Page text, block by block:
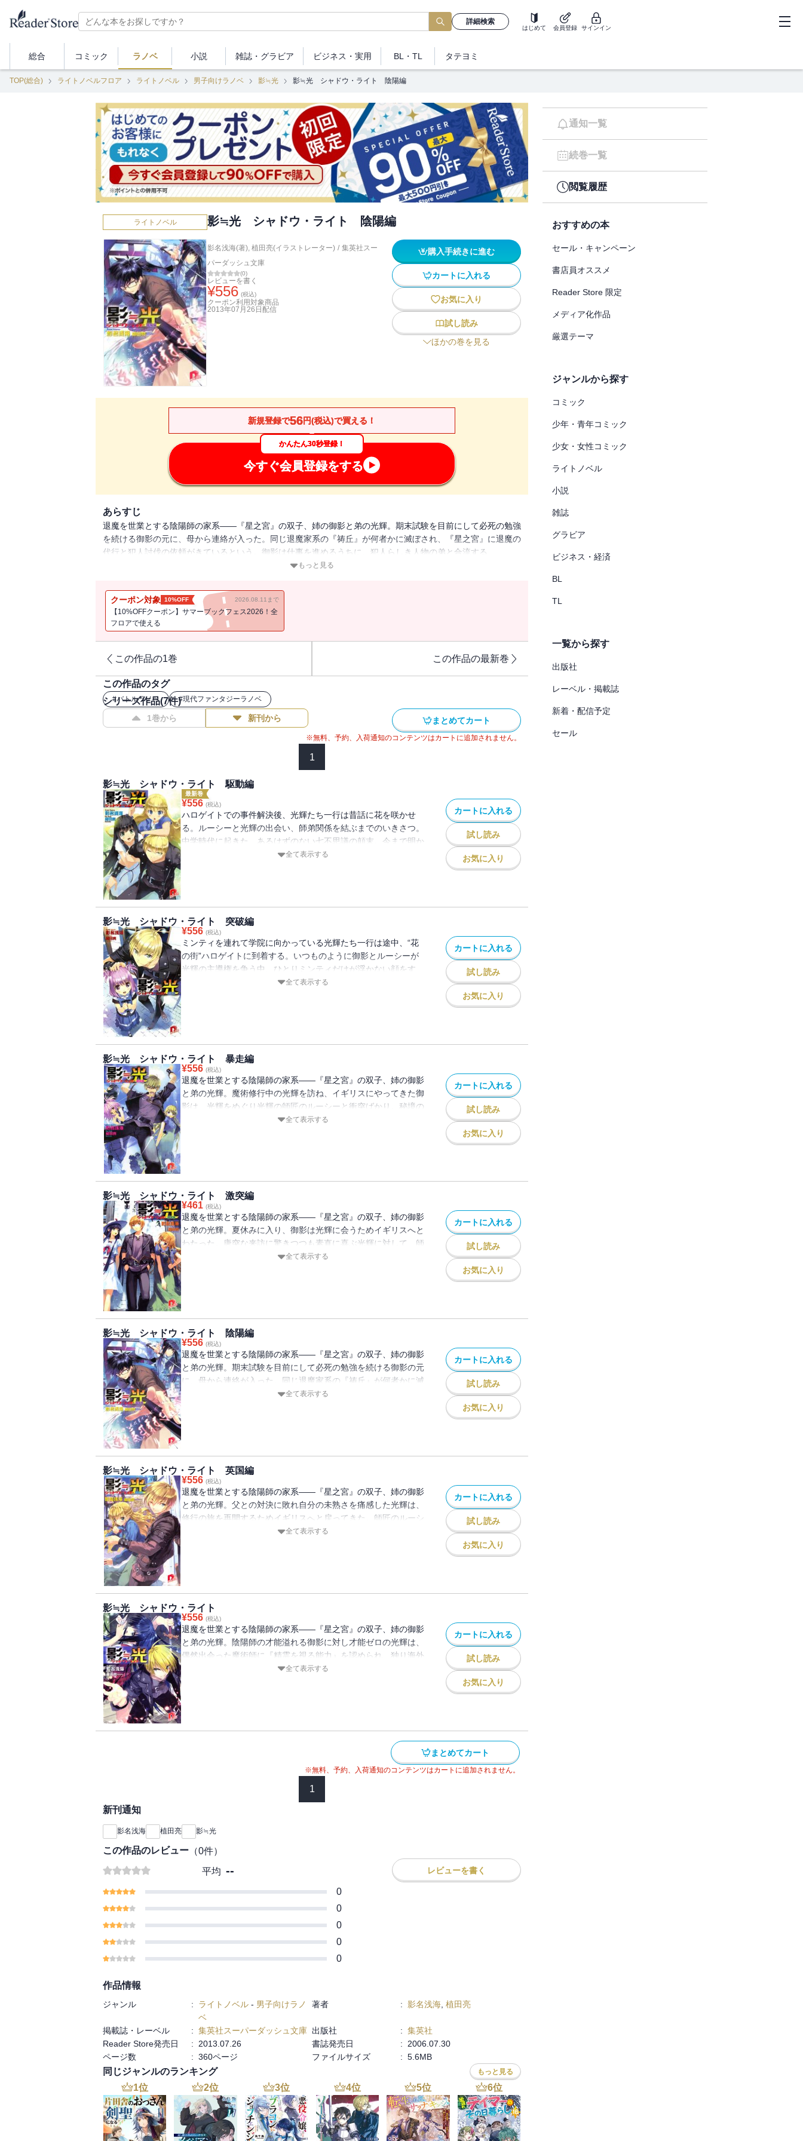
詳細検索
はじめて 会員登録 サインイン
総合 コミック ラノベ 小説 雑誌・ グラビア ビジネス ・実用 BL・TL タテヨミ
TOP(総合) ライトノベルフロア ライトノベル 男子向けラノベ 影≒光 影≒光 シャドウ・ライト 陰陽編
ライトノベル 影≒光 シャドウ・ライト 陰陽編
影名浅海(著), 植田亮(イラストレーター) / 集英社スー
パーダッシュ文庫
(0)
レビューを書く
¥556 (税込)
クーポン利用対象商品
2013年07月26日 配信
購入手続きに進む
カートに入れる
お気に入り
試し読み
ほかの巻を見る
新規登録で56円(税込)で買える！
かんたん30秒登録！
今すぐ会員登録をする
あらすじ
退魔を世業とする陰陽師の家系――『星之宮』の双子、姉の御影と弟の光輝。期末試験を目前にして必死の勉強
を続ける御影の元に、母から連絡が入った。同じ退魔家系の『祷丘』が何者かに滅ぼされ、『星之宮』に退魔の
代行と犯人討伐の依頼がきているという。御影は仕事を進めるうちに、犯人らしき人物の弟と合流する
が・・・・・・事件の裏にある兄弟間の憎悪を知り、彼女は戸惑いを覚えるのだった。
もっと見る
クーポン対象 10%OFF 2026.08.11まで
【10%OFFクーポン】サマーブックフェス2026！全
フロアで使える
この作品の1巻 この作品の最新巻
この作品のタグ
#バトルラノベ #現代ファンタジーラノベ
シリーズ作品(7件)
1巻から 新刊から まとめてカート
※無料、予約、入荷通知のコンテンツはカートに追加されません。
1
影≒光 シャドウ・ライト 駆動編
最新巻
¥556 (税込)
ハロゲイトでの事件解決後、光輝たち一行は昔話に花を咲かせ
る。ルーシーと光輝の出会い、師弟関係を結ぶまでのいきさつ。
中学時代に起きた、あるはずのない七不思議の顛末。今まで明か
されることのなかった過去の因縁が語られる――。人気シリーズ
全て表示する
カートに入れる
試し読み
お気に入り
影≒光 シャドウ・ライト 突破編
¥556 (税込)
ミンティを連れて学院に向かっている光輝たち一行は途中、“花
の街”ハロゲイトに到着する。いつものように御影とルーシーが
光輝の主導権を争う中、ひとりミンティだけが浮かない顔をす
る。そう、ハロゲイトはミンティにとって忘れられない街だった
全て表示する
カートに入れる
試し読み
お気に入り
影≒光 シャドウ・ライト 暴走編
¥556 (税込)
退魔を世業とする陰陽師の家系――『星之宮』の双子、姉の御影
と弟の光輝。魔術修行中の光輝を訪ね、イギリスにやってきた御
影は、光輝をめぐり光輝の師匠のルーシーと衝突ばかり。秘境の
森で氷漬けにされ、捕らわれていた魔術師ジュエルを家に送り届
全て表示する
カートに入れる
試し読み
お気に入り
影≒光 シャドウ・ライト 激突編
¥461 (税込)
退魔を世業とする陰陽師の家系――『星之宮』の双子、姉の御影
と弟の光輝。夏休みに入り、御影は光輝に会うためイギリスへと
わたった。唐突な来訪に驚きつつも素直に喜ぶ光輝に対して、師
匠のルーシーは邪魔者が来たと不機嫌そのもの。翌日、修行の様
全て表示する
カートに入れる
試し読み
お気に入り
影≒光 シャドウ・ライト 陰陽編
¥556 (税込)
退魔を世業とする陰陽師の家系――『星之宮』の双子、姉の御影
と弟の光輝。期末試験を目前にして必死の勉強を続ける御影の元
に、母から連絡が入った。同じ退魔家系の『祷丘』が何者かに滅
ぼされ、『星之宮』に退魔の代行と犯人討伐の依頼がきていると
全て表示する
カートに入れる
試し読み
お気に入り
影≒光 シャドウ・ライト 英国編
¥556 (税込)
退魔を世業とする陰陽師の家系――『星之宮』の双子、姉の御影
と弟の光輝。父との対決に敗れ自分の未熟さを痛感した光輝は、
修行の旅を再開するためイギリスへと戻ってきた。師匠のルーシ
ーは光輝の覇気の無い様子を気にしつつも、旅の資金を稼ぐた
全て表示する
カートに入れる
試し読み
お気に入り
影≒光 シャドウ・ライト
¥556 (税込)
退魔を世業とする陰陽師の家系――『星之宮』の双子、姉の御影
と弟の光輝。陰陽師の才能溢れる御影に対し才能ゼロの光輝は、
偶然出会った魔術師に『精霊を視る能力』を認められ、独り海外
に赴く。そして約一年後、精霊術を習得し自信を付けて帰国した
全て表示する
カートに入れる
試し読み
お気に入り
まとめてカート
※無料、予約、入荷通知のコンテンツはカートに追加されません。
1
新刊通知
影名浅海 植田亮 影≒光
この作品のレビュー （0件）
平均 -- レビューを書く
0
0
0
0
0
作品情報
ジャンル : ライトノベル - 男子向けラノ
ベ
著者 : 影名浅海 植田亮
掲載誌・レーベル : 集英社スーパーダッシュ文庫 出版社 : 集英社
Reader Store発売日
: 2013.07.26 書誌発売日 :
2006.07.30
ページ数
: 360ページ ファイルサイズ : 5.6MB
同じジャンルのランキング もっと見る
1位 2位 3位 4位 5位 6位
通知一覧
続巻一覧
閲覧履歴
おすすめの本
セール・キャンペーン
書店員オススメ
Reader Store 限定
メディア化作品
厳選テーマ
ジャンルから探す
コミック
少年・青年コミック
少女・女性コミック
ライトノベル
小説
雑誌
グラビア
ビジネス・経済
BL
TL
一覧から探す
出版社
レーベル・掲載誌
新着・配信予定
セール